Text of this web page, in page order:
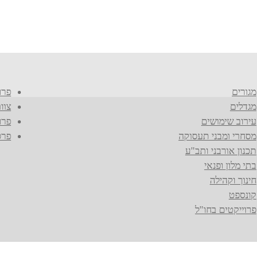
מגורים
מגדלים
עירוב שימושים
מסחרי ומבני תעסוקה
תכנון אורבני ותב"ע
בתי מלון ופנאי
חינוך וקהילה
קונספט
פרוייקטים בחו"ל